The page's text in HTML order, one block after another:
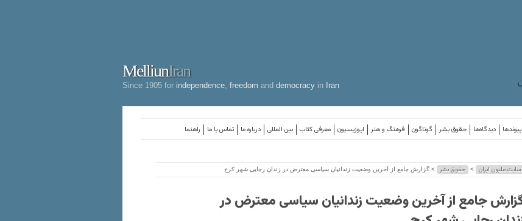
MelliunIran
Since 1905 for independence freedom and democracy in Iran
راهنما تماس با ما درباره ما بین المللی معرفی کتاب اپوزیسیون فرهنگ و هنر گوناگون حقوق بشر دیدگاه‌ها پیوندها
سایت ملیون ایران > حقوق بشر > گزارش جامع از آخرین وضعیت زندانیان سیاسی معترض در زندان رجایی شهر کرج
جامع از آخرین وضعیت زندانیان سیاسی معترض در